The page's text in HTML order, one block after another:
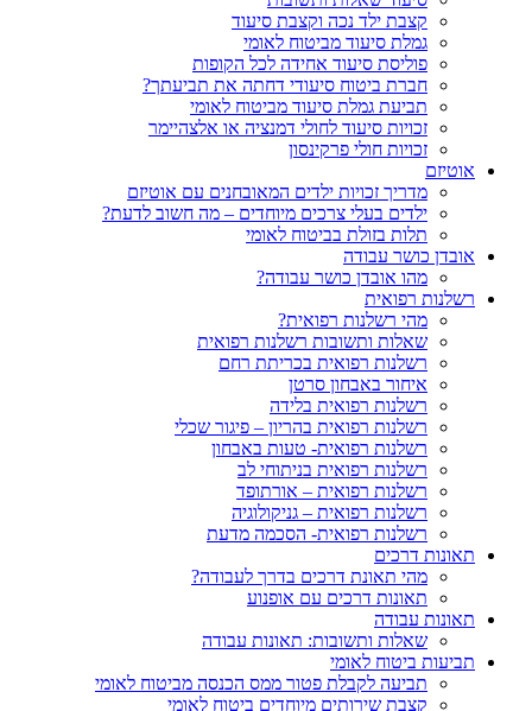
קצבת ילד נכה וקצבת סיעוד
גמלת סיעוד מביטוח לאומי
פוליסת סיעוד אחידה לכל הקופות
חברת ביטוח סיעודי דחתה את תביעתך?
תביעת גמלת סיעוד מביטוח לאומי
זכויות סיעוד לחולי דמנציה או אלצהיימר
זכויות חולי פרקינסון
אוטיזם
מדריך זכויות ילדים המאובחנים עם אוטיזם
ילדים בעלי צרכים מיוחדים – מה חשוב לדעת?
תלות בזולת בביטוח לאומי
אובדן כושר עבודה
מהו אובדן כושר עבודה?
רשלנות רפואית
מהי רשלנות רפואית?
שאלות ותשובות רשלנות רפואית
רשלנות רפואית בכריתת רחם
איחור באבחון סרטן
רשלנות רפואית בלידה
רשלנות רפואית בהריון – פיגור שכלי
רשלנות רפואית- טעות באבחון
רשלנות רפואית בניתוחי לב
רשלנות רפואית – אורתופד
רשלנות רפואית – גניקולוגיה
רשלנות רפואית- הסכמה מדעת
תאונות דרכים
מהי תאונת דרכים בדרך לעבודה?
תאונות דרכים עם אופנוע
תאונות עבודה
שאלות ותשובות: תאונות עבודה
תביעות ביטוח לאומי
תביעה לקבלת פטור ממס הכנסה מביטוח לאומי
קצבת שירותים מיוחדים ביטוח לאומי